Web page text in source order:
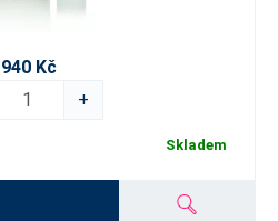
940 Kč
+
Skladem